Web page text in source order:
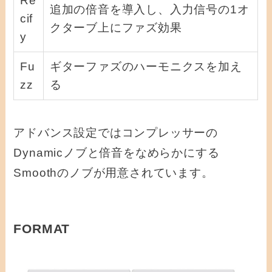
cif
y
追加の倍音を導入し、入力信号の1オ
クターブ上にファズ効果
Fu
zz
ギターファズのハーモニクスを加え
る
アドバンス設定ではコンプレッサーの
Dynamicノブと倍音をなめらかにする
Smoothのノブが用意されています。
FORMAT